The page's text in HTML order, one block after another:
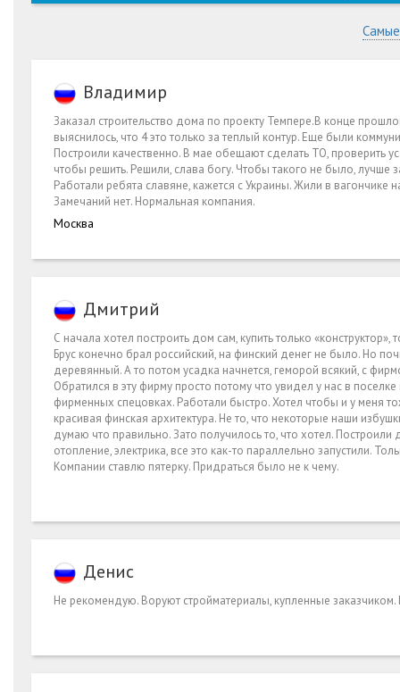
Владимир
Заказал строительство дома по проекту Темпере.В конце
выяснилось, что 4 это только за теплый контур. Еще были
Построили качественно. В мае обещают сделать ТО, проверить
чтобы решить. Решили, слава богу. Чтобы такого не было,
Работали ребята славяне, кажется с Украины. Жили в вагончике
Замечаний нет. Нормальная компания.
Москва
Дмитрий
С начала хотел построить дом сам, купить только
Брус конечно брал российский, на финский денег не было. Но
деревянный. А то потом усадка начнется, геморой всякий, с
Обратился в эту фирму просто потому что увидел у нас в
фирменных спецовках. Работали быстро. Хотел чтобы и у меня
красивая финская архитектура. Не то, что некоторые наши
думаю что правильно. Зато получилось то, что хотел.
отопление, электрика, все это как-то параллельно запустили.
Компании ставлю пятерку. Придраться было не к чему.
Денис
Не рекомендую. Воруют стройматериалы, купленные